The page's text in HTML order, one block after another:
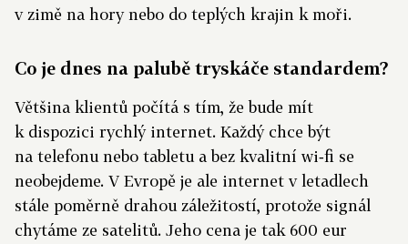
v zimě na hory nebo do teplých krajin k moři.
Co je dnes na palubě tryskáče standardem?
Většina klientů počítá s tím, že bude mít
k dispozici rychlý internet. Každý chce být
na telefonu nebo tabletu a bez kvalitní wi‑fi se
neobejdeme. V Evropě je ale internet v letadlech
stále poměrně drahou záležitostí, protože signál
chytáme ze satelitů. Jeho cena je tak 600 eur